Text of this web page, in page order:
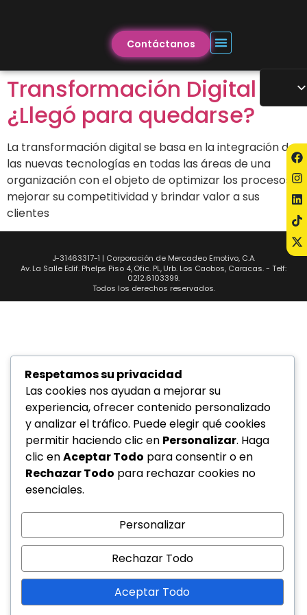
Contáctanos
Transformación Digital
¿Llegó para quedarse?
La transformación digital se basa en la integración de
las nuevas tecnologías en todas las áreas de una
organización con el objeto de optimizar los procesos,
mejorar su competitividad y brindar valor a sus
clientes⁣
J-31463317-1 | Corporación de Mercadeo Emotivo, C.A.
Av. La Salle Edif. Phelps Piso 4, Ofic. PL, Urb. Los Caobos, Caracas. - Telf:
0212.6103399.
Todos los derechos reservados.
Respetamos su privacidad
Las cookies nos ayudan a mejorar su
experiencia, ofrecer contenido personalizado
y analizar el tráfico. Puede elegir qué cookies
permitir haciendo clic en Personalizar. Haga
clic enAceptar Todo para consentir o en
Rechazar Todo para rechazar cookies no
esenciales.
Personalizar
Rechazar Todo
Aceptar Todo